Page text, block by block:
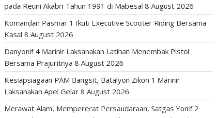
pada Reuni Akabri Tahun 1991 di Mabesal 8 August 2026
Komandan Pasmar 1 Ikuti Executive Scooter Riding Bersama
Kasal 8 August 2026
Danyonif 4 Marinir Laksanakan Latihan Menembak Pistol
Bersama Prajuritnya 8 August 2026
Kesiapsiagaan PAM Bangsit, Batalyon Zikon 1 Marinir
Laksanakan Apel Gelar 8 August 2026
Merawat Alam, Mempererat Persaudaraan, Satgas Yonif 2